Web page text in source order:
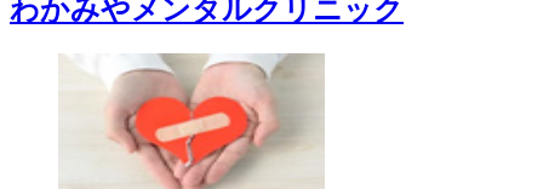
わかみやメンタルクリニック